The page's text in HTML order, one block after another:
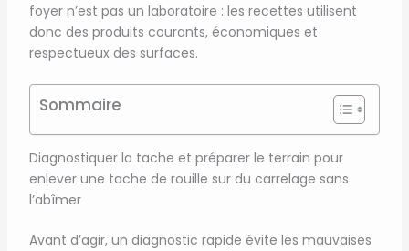
foyer n’est pas un laboratoire : les recettes utilisent
donc des produits courants, économiques et
respectueux des surfaces.
Sommaire
Diagnostiquer la tache et préparer le terrain pour
enlever une tache de rouille sur du carrelage sans
l’abîmer
Avant d’agir, un diagnostic rapide évite les mauvaises